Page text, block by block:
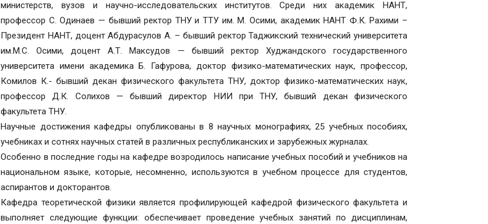
министерств, вузов и научно-исследовательских институтов. Среди них академик НАНТ,
профессор С. Одинаев — бывший ректор ТНУ и ТТУ им. М. Осими, академик НАНТ Ф.К. Рахими –
Президент НАНТ, доцент Абдурасулов А. – бывший ректор Таджикский технический университета
им.М.С. Осими, доцент А.Т. Максудов — бывший ректор Худжандского государственного
университета имени академика Б. Гафурова, доктор физико-математических наук, профессор,
Комилов К.- бывший декан физического факультета ТНУ, доктор физико-математических наук,
профессор Д.К. Солихов — бывший директор НИИ при ТНУ, бывший декан физического
факультета ТНУ.
Научные достижения кафедры опубликованы в 8 научных монографиях, 25 учебных пособиях,
учебниках и сотнях научных статей в различных республиканских и зарубежных журналах.
Особенно в последние годы на кафедре возродилось написание учебных пособий и учебников на
национальном языке, которые, несомненно, используются в учебном процессе для студентов,
аспирантов и докторантов.
Кафедра теоретической физики является профилирующей кафедрой физического факультета и
выполняет следующие функции: обеспечивает проведение учебных занятий по дисциплинам,